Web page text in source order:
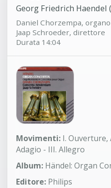
Georg Friedrich Haendel
Daniel Chorzempa,
Jaap Schroeder, direttore
Durata 14:04
Movimenti: I.
Adagio - III. Allegro
Album: Händel: Organ
Editore: Philips